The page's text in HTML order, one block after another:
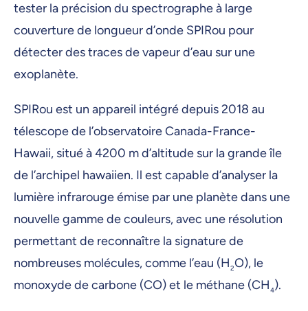
tester la précision du spectrographe à large
couverture de longueur d’onde SPIRou pour
détecter des traces de vapeur d’eau sur une
exoplanète.
SPIRou est un appareil intégré depuis 2018 au
télescope de l’observatoire Canada-France-
Hawaii, situé à 4200 m d’altitude sur la grande île
de l’archipel hawaiien. Il est capable d’analyser la
lumière infrarouge émise par une planète dans une
nouvelle gamme de couleurs, avec une résolution
permettant de reconnaître la signature de
nombreuses molécules, comme l’eau (H2O), le
monoxyde de carbone (CO) et le méthane (CH4).